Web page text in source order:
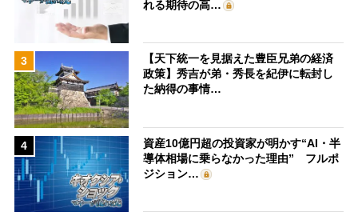
れる期待の高…
3
【天下統一を見据えた豊臣兄弟の経済
政策】秀吉が弟・秀長を紀伊に転封し
た納得の事情…
4
資産10億円超の投資家が明かす“AI・半
導体相場に乗らなかった理由” フルポ
ジション…